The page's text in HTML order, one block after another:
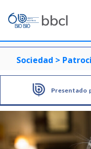
Sociedad >
Presentado